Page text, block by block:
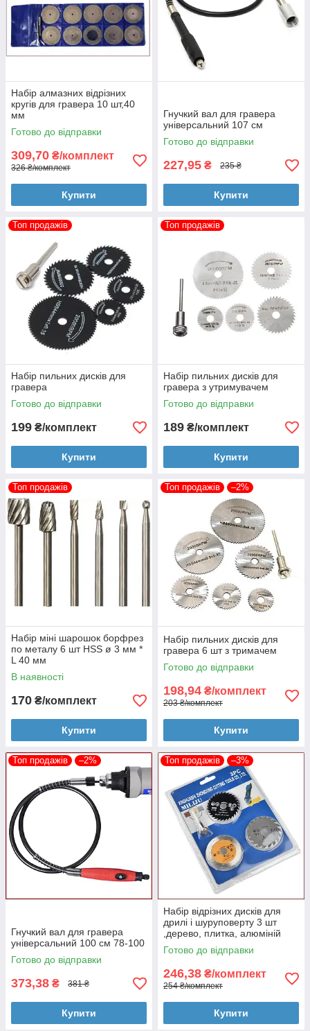
Набір алмазних відрізних
кругів для гравера 10 шт,40
мм
Готово до відправки
309,70 ₴/комплект
326 ₴/комплект
Купити
Гнучкий вал для гравера
універсальний 107 см
Готово до відправки
227,95 ₴ 235 ₴
Купити
Топ продажів
Набір пильних дисків для
гравера
Готово до відправки
199 ₴/комплект
Купити
Топ продажів
Набір пильних дисків для
гравера з утримувачем
Готово до відправки
189 ₴/комплект
Купити
Топ продажів
Набір міні шарошок борфрез
по металу 6 шт HSS ø 3 мм *
L 40 мм
В наявності
170 ₴/комплект
Купити
Топ продажів –2%
Набір пильних дисків для
гравера 6 шт з тримачем
Готово до відправки
198,94 ₴/комплект
203 ₴/комплект
Купити
Топ продажів –2%
Гнучкий вал для гравера
універсальний 100 см 78-100
Готово до відправки
373,38 ₴ 381 ₴
Купити
Топ продажів –3%
Набір відрізних дисків для
дрилі і шуруповерту 3 шт
,дерево, плитка, алюміній
Готово до відправки
246,38 ₴/комплект
254 ₴/комплект
Купити